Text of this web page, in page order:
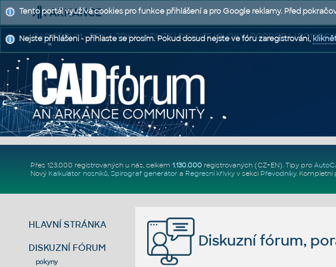
CAD FÓRUM - TIPY A TRIKY | UTILITY | DISKUZE | BLOKY | PODPORA | POMOC
Přes 123.000 registrovaných u nás, celkem 1.130.000registrovaných (CZ+EN). Tipy pro
Nový Kalkulátor nosníků, Spirograf generátor a Regresní křivkyv sekci Převodníky. Kompletní
HLAVNÍ STRÁNKA
DISKUZNÍ FÓRUM
pokyny
Diskuzní fórum,
Tento portál využívá cookies pro funkce přihlášení a pro Google reklamy. Před
Nejste přihlášeni - přihlaste se prosím. Pokud dosud nejste ve fóru zaregistrováni,